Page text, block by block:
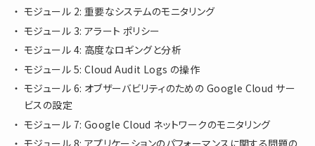
モジュール 2: 重要なシステムのモニタリング
モジュール 3: アラート ポリシー
モジュール 4: 高度なロギングと分析
モジュール 5: Cloud Audit Logs の操作
モジュール 6: オブザーバビリティのための Google Cloud サー
ビスの設定
モジュール 7: Google Cloud ネットワークのモニタリング
モジュール 8: アプリケーションのパフォーマンスに関する問題の